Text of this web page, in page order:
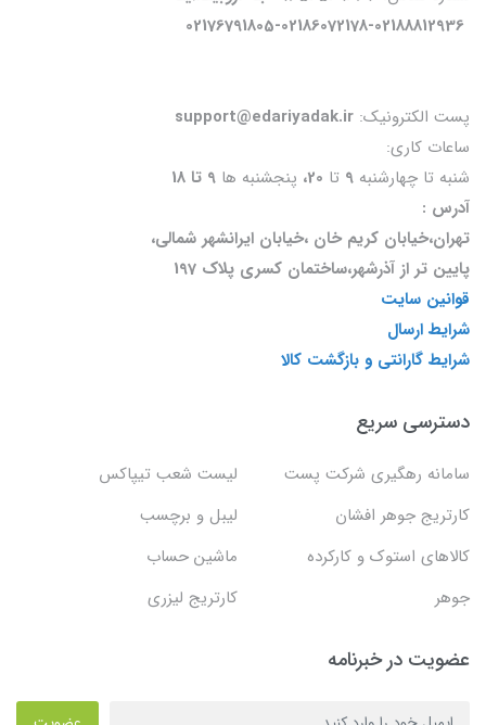
02176791805-02186072178-02188812936
پست الکترونیک:
ساعات کاری:
شنبه تا چهارشنبه 9 تا 20، پنجشنبه ها
آدرس :
تهران،خیابان کریم خان ،خیابان ایرانشهر شمالی،
پایین تر از آذرشهر،ساختمان کسری پلاک 197
قوانین سایت
شرایط ارسال
شرایط گارانتی و بازگشت کالا
دسترسی سریع
سامانه رهگیری شرکت پست
لیست شعب تیپاکس
کارتریج جوهر افشان
لیبل و برچسب
کالاهای استوک و کارکرده
ماشین حساب
جوهر
کارتریج لیزری
عضویت در خبرنامه